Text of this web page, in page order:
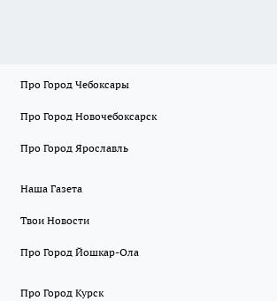
Про Город Чебоксары
Про Город Новочебоксарск
Про Город Ярославль
Наша Газета
Твои Новости
Про Город Йошкар-Ола
Про Город Курск